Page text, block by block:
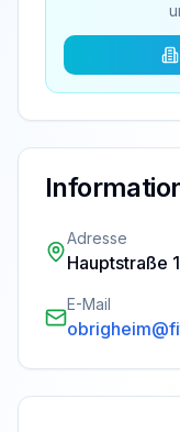
Adresse
Hauptstraße
E-Mail